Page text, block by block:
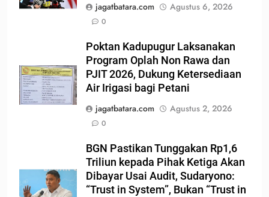
jagatbatara.com
Agustus 6, 2026
0
Poktan Kadupugur Laksanakan
Program Oplah Non Rawa dan
PJIT 2026, Dukung Ketersediaan
Air Irigasi bagi Petani
jagatbatara.com
Agustus 2, 2026
0
BGN Pastikan Tunggakan Rp1,6
Triliun kepada Pihak Ketiga Akan
Dibayar Usai Audit, Sudaryono:
“Trust in System”, Bukan “Trust in